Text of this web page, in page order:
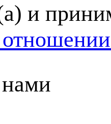
и
нами